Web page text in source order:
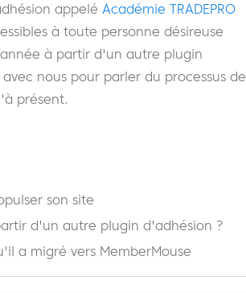
appelé Académie TRADEPRO
à toute personne désireuse
à partir d'un autre plugin
nous pour parler du processus de
présent.
son site
d'un autre plugin d'adhésion ?
a migré vers MemberMouse